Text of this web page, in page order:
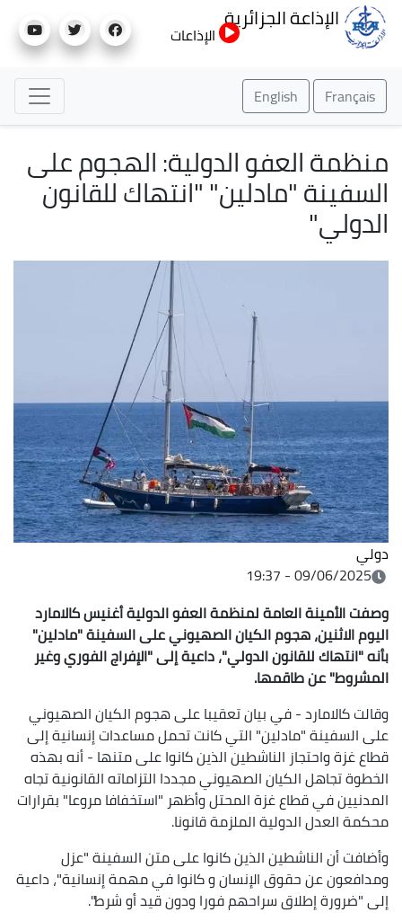
إلى
الإذاعة الجزائرية
الإذاعات
Français
English
منظمة العفو الدولية: الهجوم على
السفينة "مادلين" "انتهاك للقانون
الدولي"
دولي
09/06/2025 - 19:37
وصفت الأمينة العامة لمنظمة العفو الدولية أغنيس كالامارد
اليوم الاثنين، هجوم الكيان الصهيوني على السفينة "مادلين"
بأنه "انتهاك للقانون الدولي"، داعية إلى "الإفراج الفوري وغير
المشروط" عن طاقمها.
وقالت كالامارد - في بيان تعقيبا على هجوم الكيان الصهيوني
على السفينة "مادلين" التي كانت تحمل مساعدات إنسانية إلى
قطاع غزة واحتجاز الناشطين الذين كانوا على متنها - أنه بهذه
الخطوة تجاهل الكيان الصهيوني مجددا التزاماته القانونية تجاه
المدنيين في قطاع غزة المحتل وأظهر "استخفافا مروعا" بقرارات
محكمة العدل الدولية الملزمة قانونا.
وأضافت أن الناشطين الذين كانوا على متن السفينة "عزل
ومدافعون عن حقوق الإنسان و كانوا في مهمة إنسانية"، داعية
إلى "ضرورة إطلاق سراحهم فورا ودون قيد أو شرط".